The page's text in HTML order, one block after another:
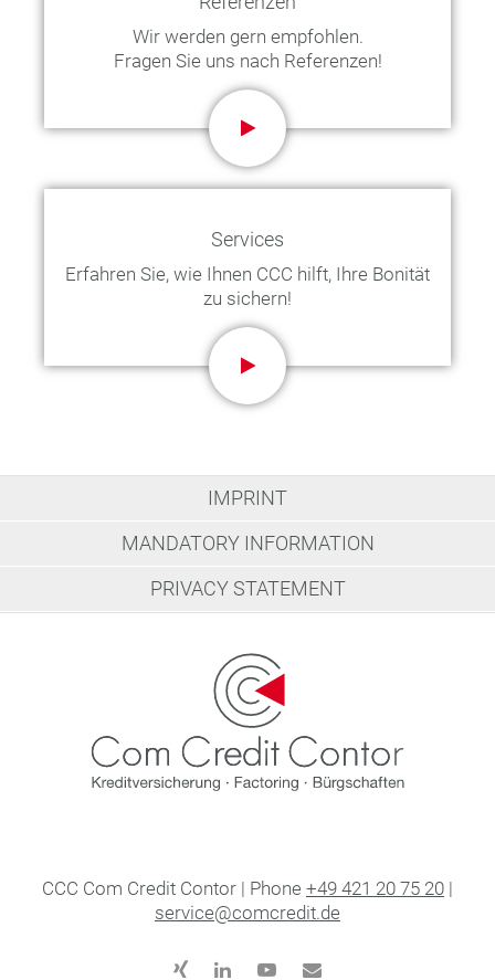
Wir werden gern empfohlen.
Fragen Sie uns nach Referenzen!
Services
Erfahren Sie, wie Ihnen CCC hilft, Ihre Bonität
zu sichern!
IMPRINT
MANDATORY INFORMATION
PRIVACY STATEMENT
CCC Com Credit Contor | Phone +49 421 20 75 20 |
service@comcredit.de